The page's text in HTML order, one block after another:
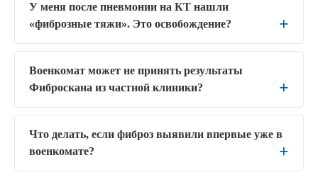
У меня после пневмонии на КТ нашли
«фиброзные тяжи». Это освобождение?
Военкомат может не принять результаты
Фиброскана из частной клиники?
Что делать, если фиброз выявили впервые уже в
военкомате?